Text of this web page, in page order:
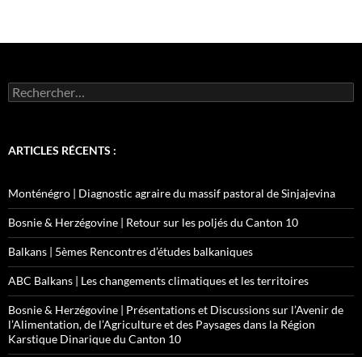
Rechercher :
ARTICLES RÉCENTS :
Monténégro | Diagnostic agraire du massif pastoral de Sinjajevina
Bosnie & Herzégovine | Retour sur les poljés du Canton 10
Balkans | 5èmes Rencontres d’études balkaniques
ABC Balkans | Les changements climatiques et les territoires
Bosnie & Herzégovine | Présentations et Discussions sur l’Avenir de
l’Alimentation, de l’Agriculture et des Paysages dans la Région
Karstique Dinarique du Canton 10